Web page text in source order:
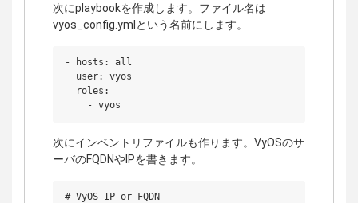
次にplaybookを作成します。ファイル名は
vyos_config.ymlという名前にします。
- hosts: all
  user: vyos
  roles:
次にインベントリファイルも作ります。VyOSのサ
ーバのFQDNやIPを書きます。
# VyOS IP or FQDN